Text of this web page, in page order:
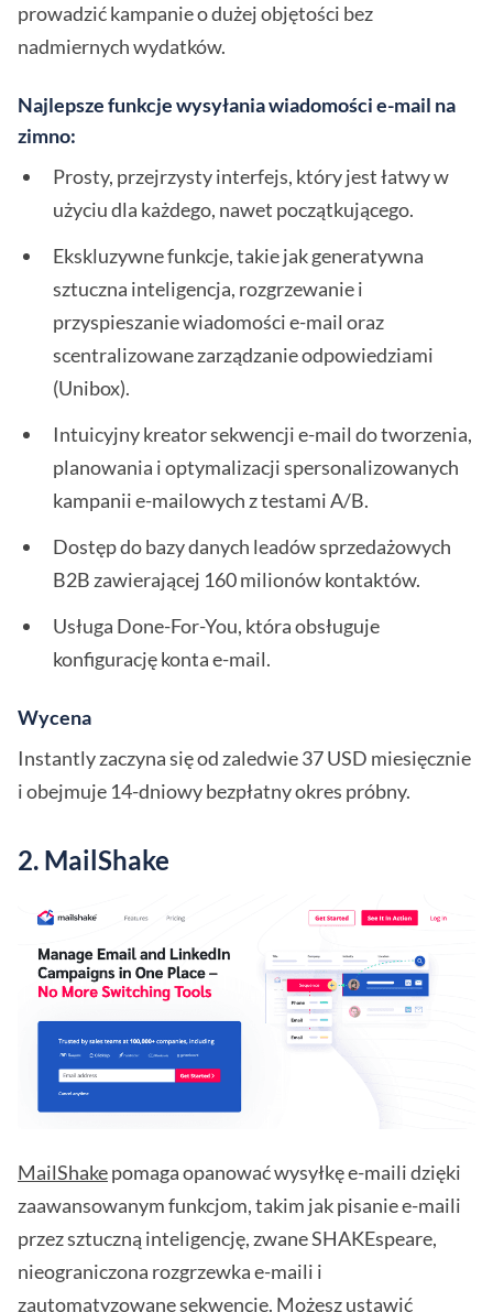
prowadzić kampanie o dużej objętości bez
nadmiernych wydatków.
Najlepsze funkcje wysyłania wiadomości e-mail na
zimno:
Prosty, przejrzysty interfejs, który jest łatwy w
użyciu dla każdego, nawet początkującego.
Ekskluzywne funkcje, takie jak generatywna
sztuczna inteligencja, rozgrzewanie i
przyspieszanie wiadomości e-mail oraz
scentralizowane zarządzanie odpowiedziami
(Unibox).
Intuicyjny kreator sekwencji e-mail do tworzenia,
planowania i optymalizacji spersonalizowanych
kampanii e-mailowych z testami A/B.
Dostęp do bazy danych leadów sprzedażowych
B2B zawierającej 160 milionów kontaktów.
Usługa Done-For-You, która obsługuje
konfigurację konta e-mail.
Wycena
Instantly zaczyna się od zaledwie 37 USD miesięcznie
i obejmuje 14-dniowy bezpłatny okres próbny.
2. MailShake
MailShakepomaga opanować wysyłkę e-maili dzięki
zaawansowanym funkcjom, takim jak pisanie e-maili
przez sztuczną inteligencję, zwane SHAKEspeare,
nieograniczona rozgrzewka e-maili i
zautomatyzowane sekwencje. Możesz ustawić